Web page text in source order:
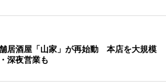
居酒屋「山家」が再始動 本店を大規模
深夜営業も